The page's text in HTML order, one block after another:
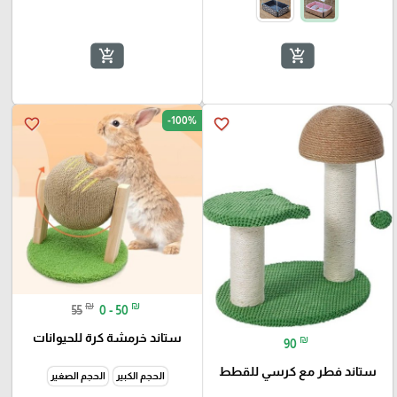
add_shopping_cart
add_shopping_cart
favorite_border
90 ₪
ستاند فطر مع كرسي للقطط
favorite_border -100%
55 ₪ 0 - 50 ₪
ستاند خرمشة كرة للحيوانات
الحجم الكبير الحجم الصغير